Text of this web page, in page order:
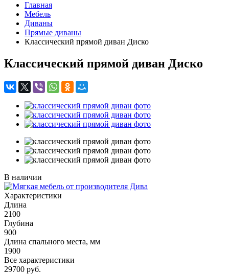
Главная
Мебель
Диваны
Прямые диваны
Классический прямой диван Диско
Классический прямой диван Диско
В наличии
Характеристики
Длина
2100
Глубина
900
Длина спального места, мм
1900
Все характеристики
29700 руб.